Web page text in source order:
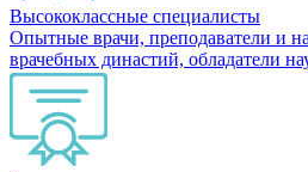
Высококлассные специалисты
Опытные врачи, преподаватели и
врачебных династий, обладатели